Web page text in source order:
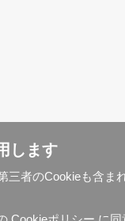
します
三者のCookieも含